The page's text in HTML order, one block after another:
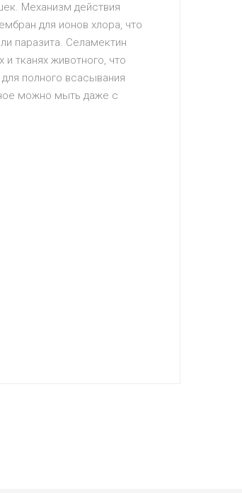
Механизм действия
для ионов хлора, что
паразита. Селамектин
тканях животного, что
полного всасывания
можно мыть даже с